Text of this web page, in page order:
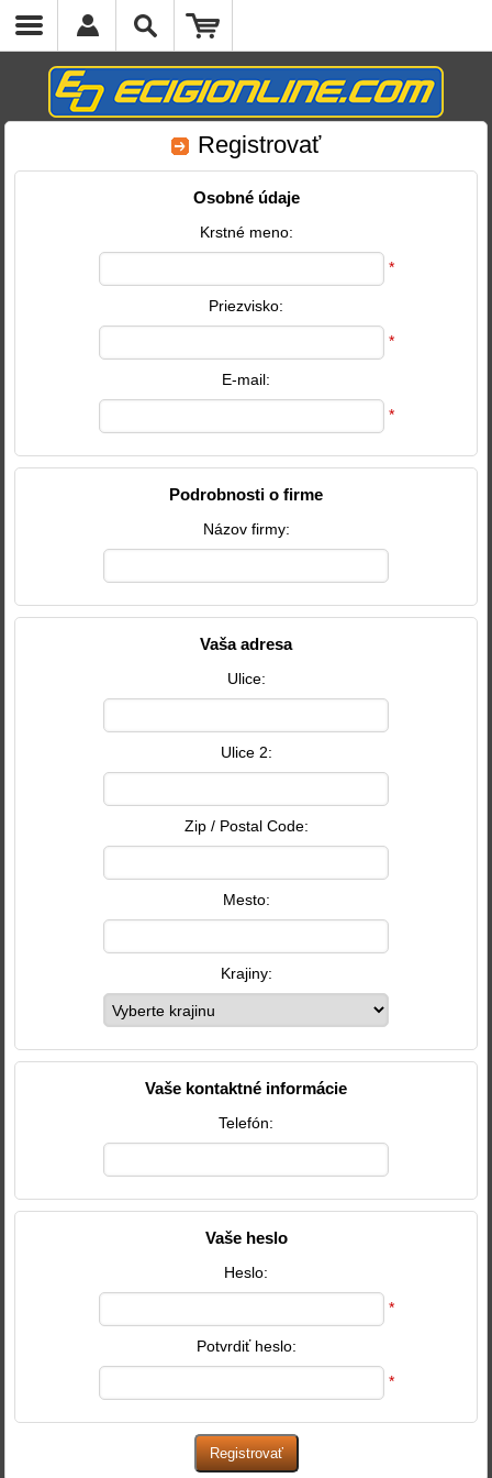
Registrovať
Osobné údaje
Krstné meno:
*
Priezvisko:
*
E-mail:
*
Podrobnosti o firme
Názov firmy:
Vaša adresa
Ulice:
Ulice 2:
Zip / Postal Code:
Mesto:
Krajiny:
Vaše kontaktné informácie
Telefón:
Vaše heslo
Heslo:
*
Potvrdiť heslo:
*